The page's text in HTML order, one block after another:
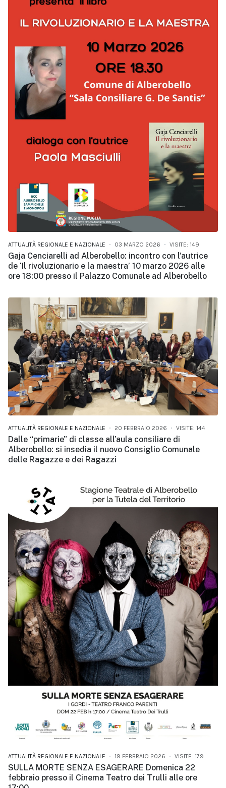
ATTUALITÀ REGIONALE E NAZIONALE 03 MARZO 2026 VISITE: 149
Gaja Cenciarelli ad Alberobello: incontro con l’autrice
de ‘Il rivoluzionario e la maestra’ 10 marzo 2026 alle
ore 18:00 presso il Palazzo Comunale ad Alberobello
ATTUALITÀ REGIONALE E NAZIONALE 20 FEBBRAIO 2026 VISITE: 144
Dalle “primarie” di classe all’aula consiliare di
Alberobello: si insedia il nuovo Consiglio Comunale
delle Ragazze e dei Ragazzi
ATTUALITÀ REGIONALE E NAZIONALE 19 FEBBRAIO 2026 VISITE: 179
SULLA MORTE SENZA ESAGERARE Domenica 22
febbraio presso il Cinema Teatro dei Trulli alle ore